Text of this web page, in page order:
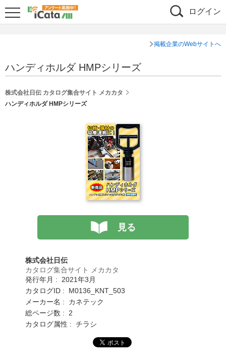
ログイン
掲載企業のWebサイトへ
ハンディホルダ HMPシリーズ
株式会社日伝 カタログ集合サイト メカカタ
ハンディホルダ HMPシリーズ
見る
株式会社日伝
カタログ集合サイト メカカタ
発行年月 : 2021年3月
カタログID : M0136_KNT_503
メーカー名 : カネテック
総ページ数 : 2
カタログ属性 : チラシ